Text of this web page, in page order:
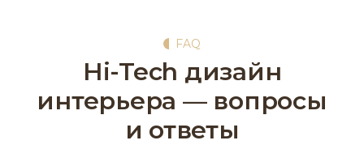
FAQ
Hi-Tech дизайн
интерьера — вопросы
и ответы